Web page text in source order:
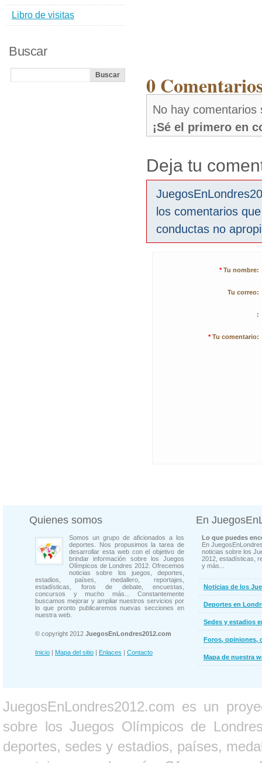
0
No hay
¡Sé el primero en
Deja tu
los comentarios
conductas no
* Tu nombre:
Tu correo:
:
* Tu comentario:
Libro de visitas
Buscar
Quienes somos
Somos un grupo de aficionados a los
deportes. Nos propusimos la tarea de
desarrollar esta web con el objetivo de
brindar información sobre los Juegos
Olímpicos de Londres 2012. Ofrecemos
noticias sobre los juegos, deportes,
estadios, países, medallero, reportajes,
estadísticas, foros de debate, encuestas,
concursos y mucho más... Constantemente
buscamos mejorar y ampliar nuestros servicios por
lo que pronto publicaremos nuevas secciones en
nuestra web.
© copyright 2012 JuegosEnLondres2012.com
Inicio | Mapa del sitio | Enlaces | Contacto
En
Lo que puedes
En
noticias sobre los
2012, estadísticas,
y más...
Noticias de los
Deportes en
Sedes y estadios
Foros, opiniones,
Mapa de nuestra
JuegosEnLondres2012.com es un
sobre los Juegos Olímpicos de
deportes, sedes y estadios, países,